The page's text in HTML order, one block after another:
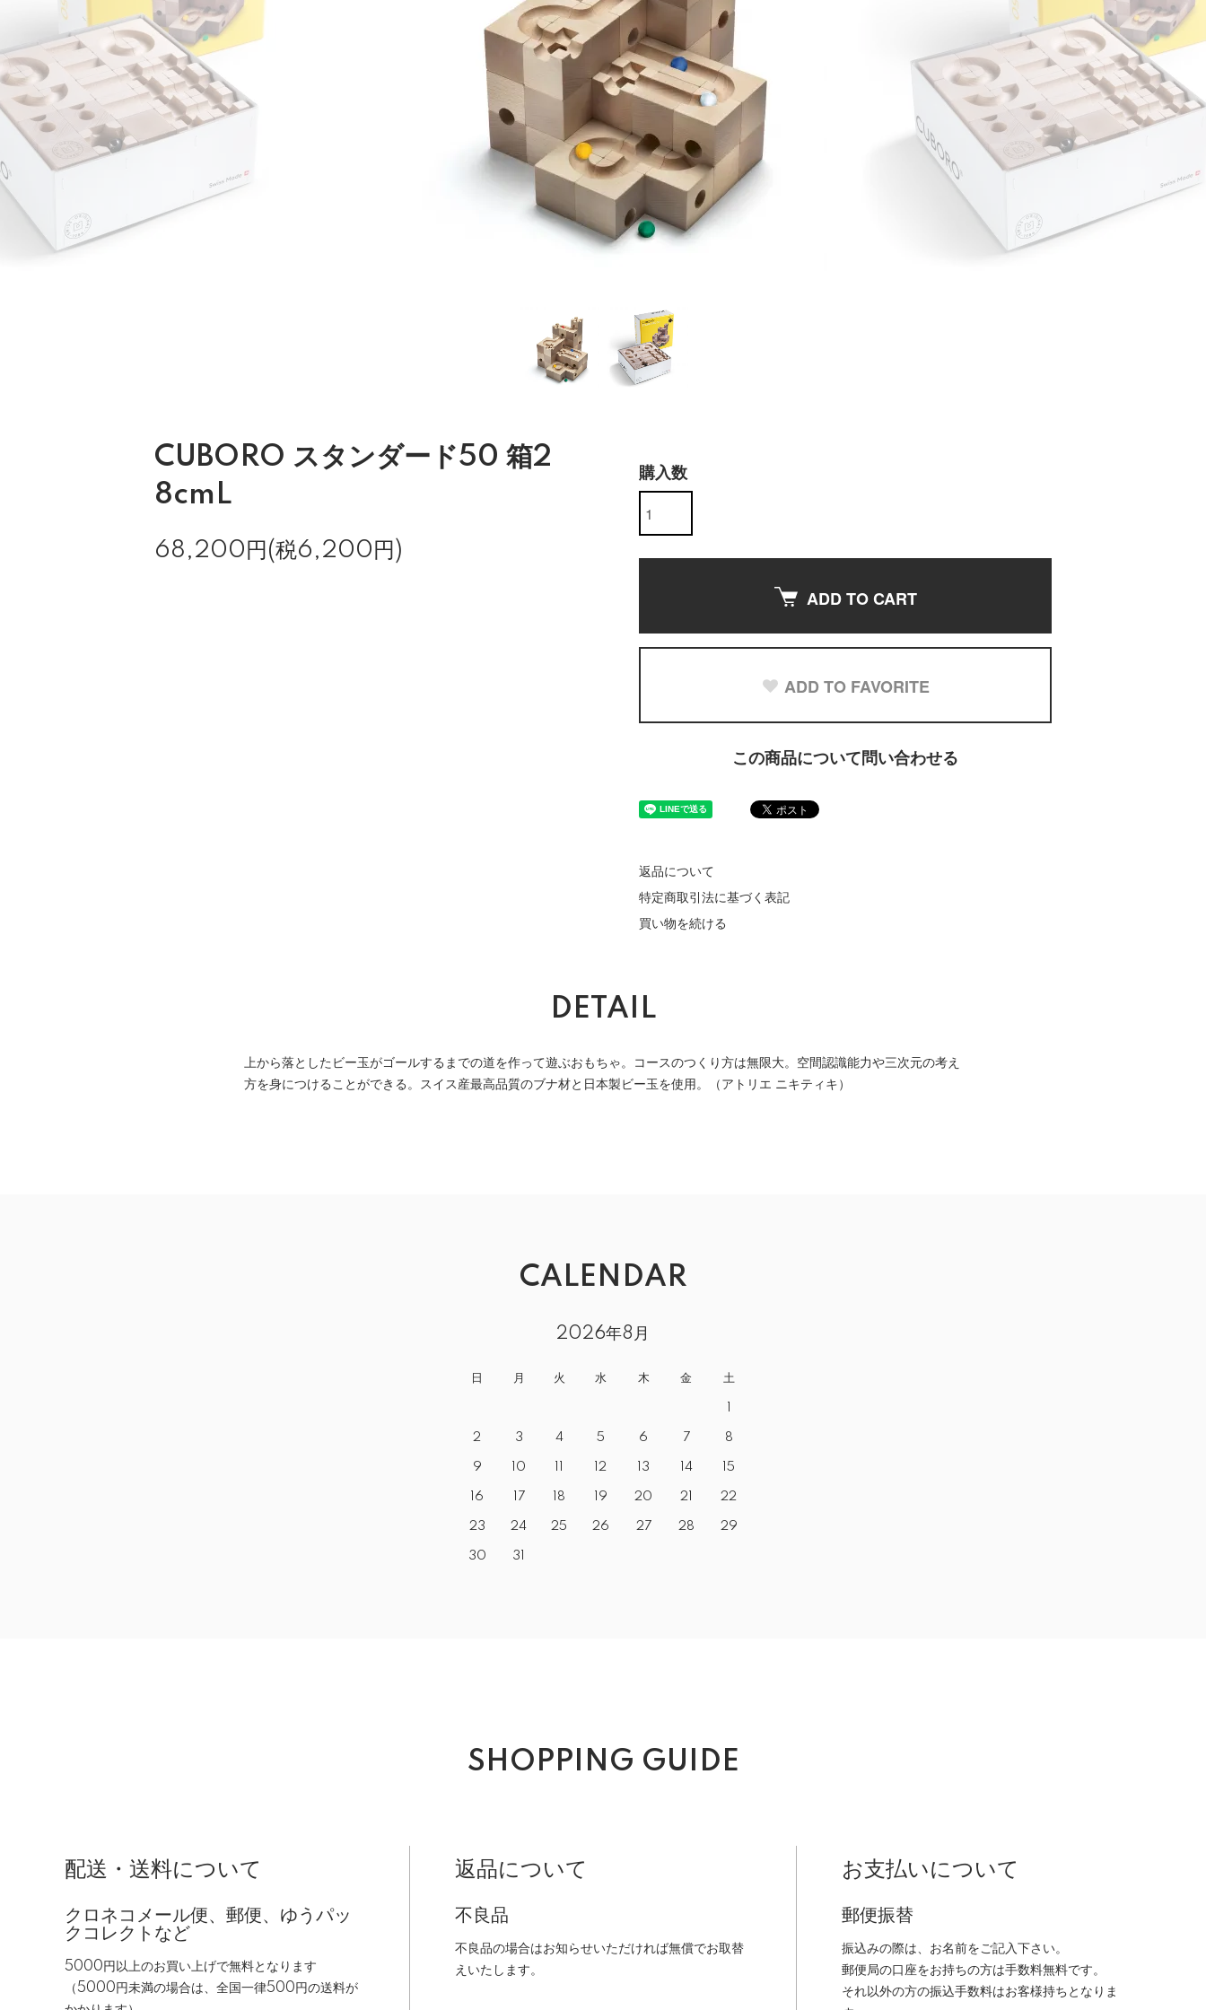
CUBORO スタンダード50 箱2
8cmL
68,200円(税6,200円)
購入数
ADD TO CART
ADD TO FAVORITE
この商品について問い合わせる
返品について
特定商取引法に基づく表記
買い物を続ける
DETAIL
上から落としたビー玉がゴールするまでの道を作って遊ぶおもちゃ。コースのつくり方は無限大。空間認識能力や三次元の考え
方を身につけることができる。スイス産最高品質のブナ材と日本製ビー玉を使用。（アトリエ ニキティキ）
CALENDAR
2026年8月
日 月 火 水 木 金 土
2 3 4 5 6 7 8
9 10 12 13 14 15
16 17 18 19 20 21 22
23 24 25 26 27 28 29
30 31
SHOPPING GUIDE
配送・送料について
クロネコメール便、郵便、ゆうパッ
クコレクトなど
5000円以上のお買い上げで無料となります
（5000円未満の場合は、全国一律500円の送料が
返品について
不良品
不良品の場合はお知らせいただければ無償でお取替
えいたします。
お支払いについて
郵便振替
振込みの際は、お名前をご記入下さい。
郵便局の口座をお持ちの方は手数料無料です。
それ以外の方の振込手数料はお客様持ちとなりま